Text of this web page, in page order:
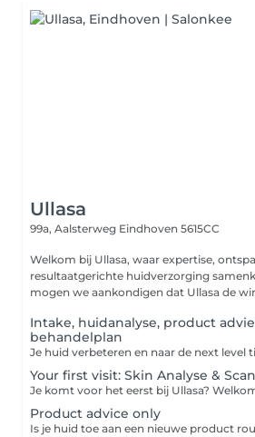
Ullasa
99a, Aalsterweg Eindhoven 5615CC
Welkom bij Ullasa, waar expertise,
resultaatgerichte huidverzorging samenkomen.
mogen we aankondigen dat Ullasa de
Intake, huidanalyse, product
behandelplan
Your first visit: Skin Analyse &
Product advice only